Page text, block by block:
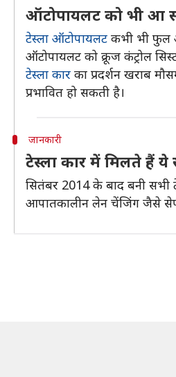
ऑटोपायलट को भी आ
टेस्ला ऑटोपायलट कभी भी फुल
ऑटोपायलट को क्रूज कंट्रोल
टेस्ला कार का प्रदर्शन खराब
प्रभावित हो सकती है।
जानकारी
टेस्ला कार में मिलते हैं ये
सितंबर 2014 के बाद बनी सभी
आपातकालीन लेन चेंजिंग जैसे